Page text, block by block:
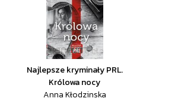
Najlepsze kryminały PRL.
Królowa nocy
Anna Kłodzinska